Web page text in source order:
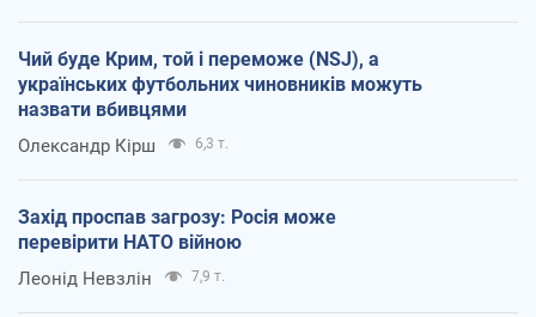
Чий буде Крим, той і переможе (NSJ), а
українських футбольних чиновників можуть
назвати вбивцями
Олександр Кірш 6,3 т.
Захід проспав загрозу: Росія може
перевірити НАТО війною
Леонід Невзлін 7,9 т.